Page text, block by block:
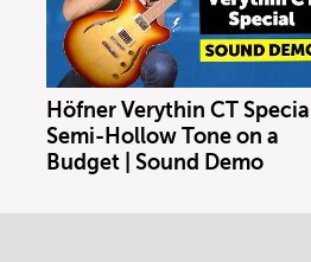
Höfner Verythin CT Special
Semi-Hollow Tone on a
Budget | Sound Demo